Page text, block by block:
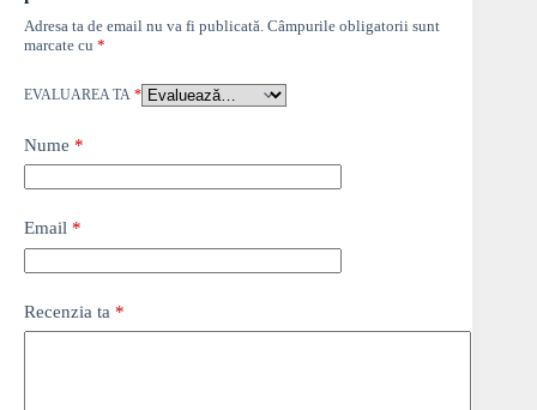
Adresa ta de email nu va fi publicată. Câmpurile obligatorii sunt
marcate cu *
EVALUAREA TA *
Nume *
Email *
Recenzia ta *